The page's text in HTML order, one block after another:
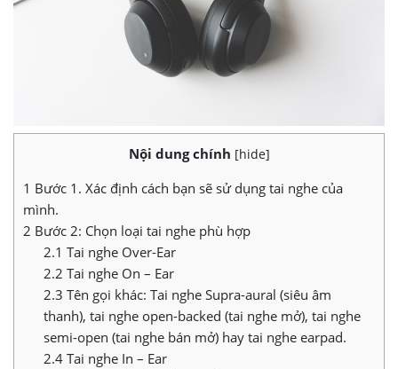
Nội dung chính [hide]
1 Bước 1. Xác định cách bạn sẽ sử dụng tai nghe của
mình.
2 Bước 2: Chọn loại tai nghe phù hợp
2.1 Tai nghe Over-Ear
2.2 Tai nghe On – Ear
2.3 Tên gọi khác: Tai nghe Supra-aural (siêu âm
thanh), tai nghe open-backed (tai nghe mở), tai nghe
semi-open (tai nghe bán mở) hay tai nghe earpad.
2.4Tai nghe In – Ear